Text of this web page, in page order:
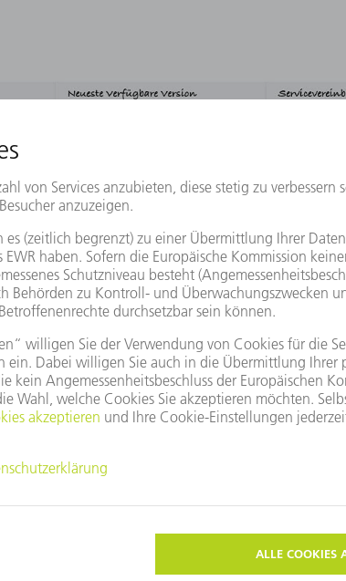
unter "Meine Software". Sie gelangen dann auf
rund um Downloads in
Sie aktuellste Updates für Ihre
könnte Sie auch interessieren